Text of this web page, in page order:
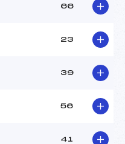
66
23
39
56
41